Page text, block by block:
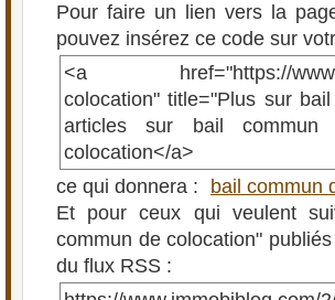
Pour faire un lien vers la
pouvez insérez ce code sur
<a href="https://
colocation" title="Plus sur
articles sur bail commun
colocation</a>
ce qui donnera :
bail commun
Et pour ceux qui veulent
commun de colocation"
du flux RSS :